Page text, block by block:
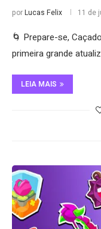
porLucas Felix 11 de
🌀 Prepare-se,
primeira grande
LEIA MAIS